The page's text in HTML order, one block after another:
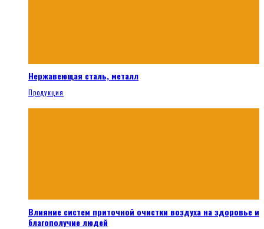
Нержавеющая сталь, металл
Продукция
Влияние систем приточной очистки воздуха на здоровье и
благополучие людей